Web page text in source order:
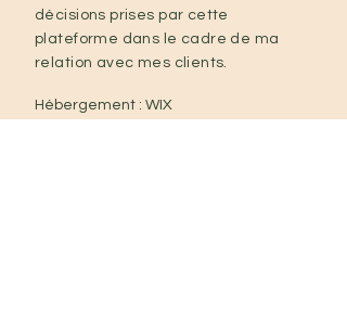
décisions prises par cette
plateforme dans le cadre de ma
relation avec mes clients.
Hébergement : WIX